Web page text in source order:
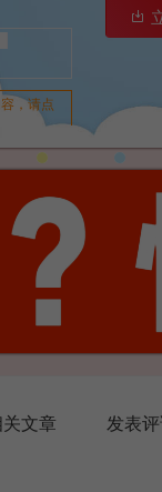
，请点
文章 发表